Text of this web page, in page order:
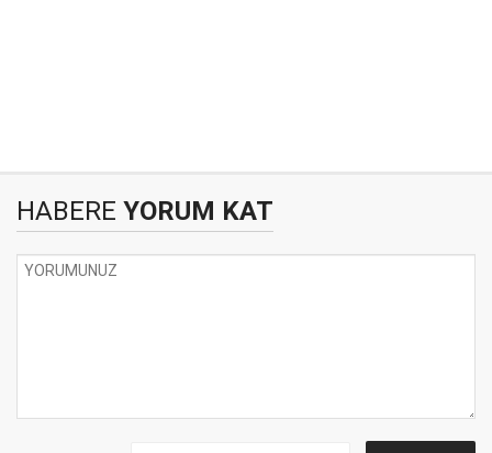
HABERE YORUM KAT